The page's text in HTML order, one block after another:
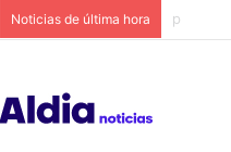
Noticias de última hora